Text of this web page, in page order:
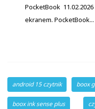
PocketBook
ekranem. PocketBook...
android 15 czytnik boox
boox ink sense plus